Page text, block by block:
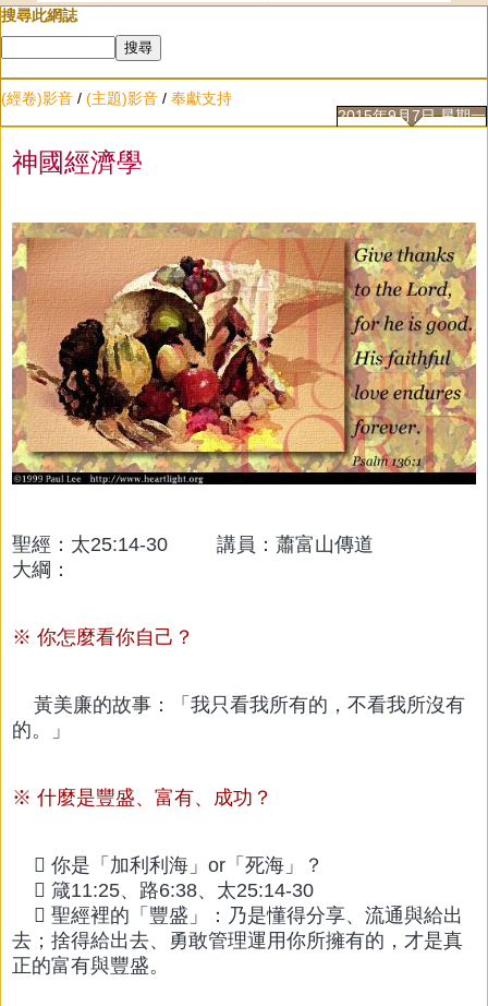
搜尋此網誌
(經卷)影音 / (主題)影音 / 奉獻支持
2015年9月7日 星期一
神國經濟學
聖經：太25:14-30 講員：蕭富山傳道
大綱：
※ 你怎麼看你自己？
黃美廉的故事：「我只看我所有的，不看我所沒有
的。」
※ 什麼是豐盛、富有、成功？
 你是「加利利海」or「死海」？
 箴11:25、路6:38、太25:14-30
 聖經裡的「豐盛」：乃是懂得分享、流通與給出
去；捨得給出去、勇敢管理運用你所擁有的，才是真
正的富有與豐盛。